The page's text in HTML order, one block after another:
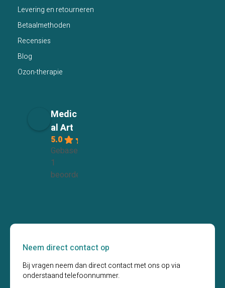
Levering en retourneren
Betaalmethoden
Recensies
Blog
Ozon-therapie
Medic
al Art
5.0
Gebaseerd op
1
beoordelingen
Neem direct contact op
Bij vragen neem dan direct contact met ons op via
onderstaand telefoonnummer.